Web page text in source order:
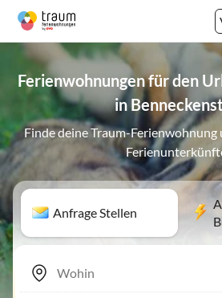
Ferienwohnungen für den
in
Finde deine Traum-Ferienwohnung
Anfrage Stellen